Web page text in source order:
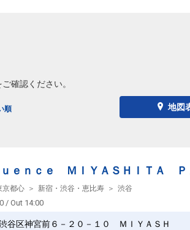
確認ください。
地図
順
ｕｅｎｃｅ ＭＩＹＡＳＨＩＴＡ Ｐ
京都心 新宿・渋谷・恵比寿 渋谷
/ Out 14:00
谷区神宮前６－２０－１０ ＭＩＹＡＳＨ